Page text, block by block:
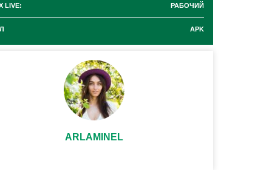
LIVE: РАБОЧИЙ
APK
ARLAMINEL